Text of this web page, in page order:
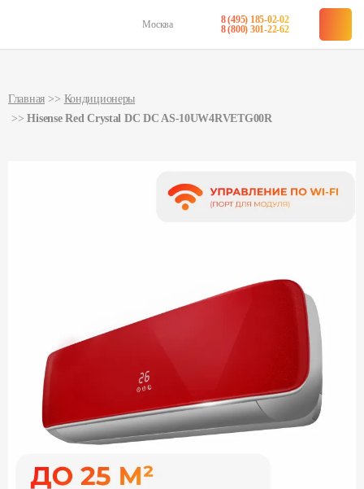
Москва
8 (495) 185-02-02
8 (800) 301-22-62
Главная
Кондиционеры
Hisense Red Crystal DC DC AS-10UW4RVETG00R